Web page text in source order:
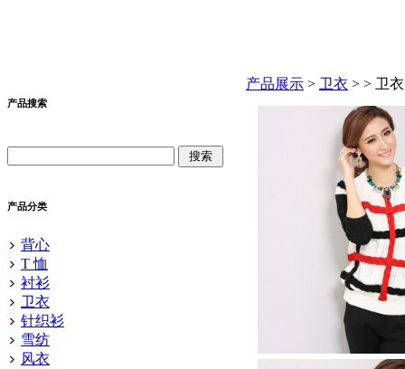
产品搜索
产品分类
背心
T 恤
衬衫
卫衣
针织衫
雪纺
风衣
产品展示 > 卫衣 > > 卫